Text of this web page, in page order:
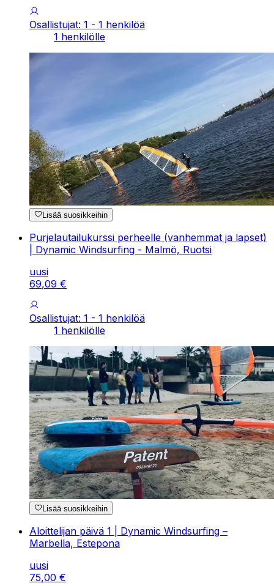
Osallistujat: 1 - 1 henkilöä
1 henkilölle
Lisää suosikkeihin
Purjelautailukurssi perheelle (vanhemmat ja lapset)
| Dynamic Windsurfing - Malmö, Ruotsi
uusi
69,09 €
Osallistujat: 1 - 1 henkilöä
1 henkilölle
Lisää suosikkeihin
Aloittelijan päivä 1 | Dynamic Windsurfing –
Marbella, Estepona
uusi
75,00 €